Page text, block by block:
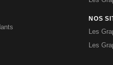
NOS
Les
Les